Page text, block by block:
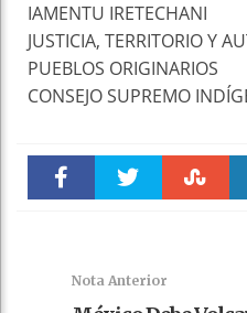
IAMENTU IRETECHANI
JUSTICIA, TERRITORIO Y
PUEBLOS ORIGINARIOS
CONSEJO SUPREMO
Nota Anterior